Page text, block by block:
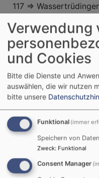
117 =>
119 => Würzburg
201 => Augsburg
203 => Kempten
204 => Memmingen
205 => Neu-Ulm
208 => Donau-Ries
302 => Bamberg
304 => Coburg
305 => Forchheim
306 => Hof
307 => Kronach-
308 => Kulmbach
310 => Michelau
Verwendung
und Cookies
Bitte die Dienste und
auswählen, die wir nutzen
bitte unsere
Funktional (immer
Speichern von
Zweck: Funktional
Consent Manager